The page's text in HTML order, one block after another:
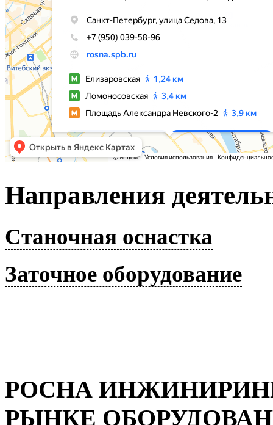
Направления
Станочная оснастка
Заточное оборудование
РОСНА
РЫНКЕ